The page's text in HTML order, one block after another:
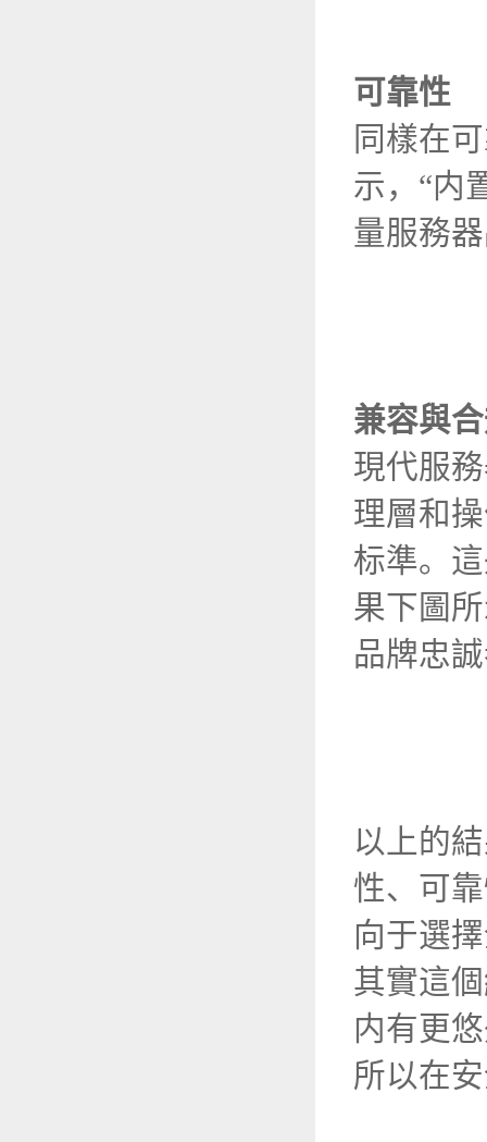
可靠性
同樣在
示，“内
量服務
兼容與
現代服
理層和
标準。
果下圖
品牌忠
以上的
性、可
向于選
其實這
内有更
所以在